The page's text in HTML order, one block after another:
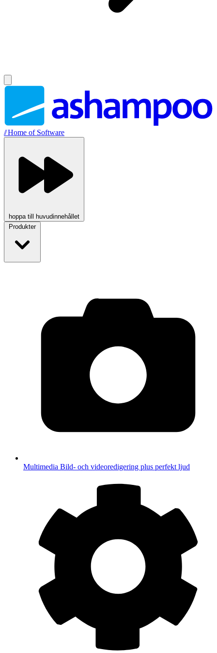
//Home of Software
hoppa till huvudinnehållet
Produkter
Multimedia Bild- och videoredigering plus perfekt ljud